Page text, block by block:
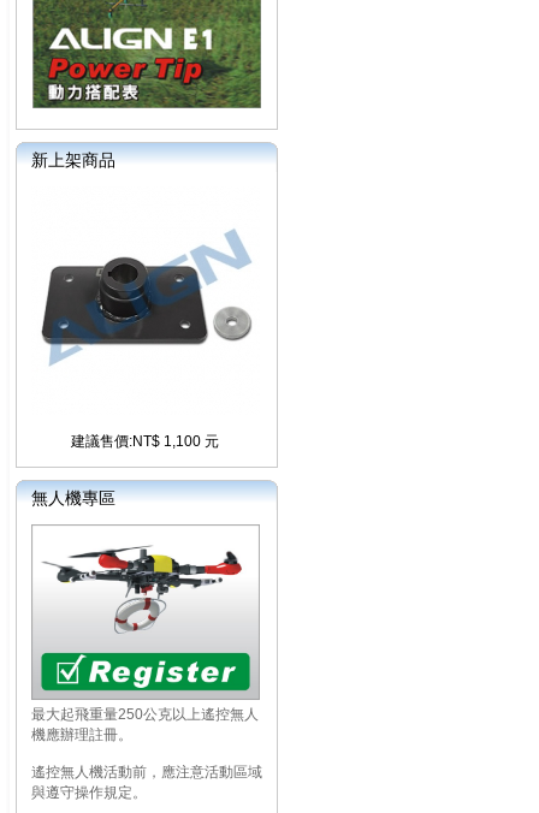
新上架商品
建議售價:NT$ 1,100 元
無人機專區
最大起飛重量250公克以上遙控無人
機應辦理註冊。
遙控無人機活動前，應注意活動區域
與遵守操作規定。